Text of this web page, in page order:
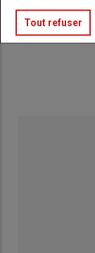
Tout refuser